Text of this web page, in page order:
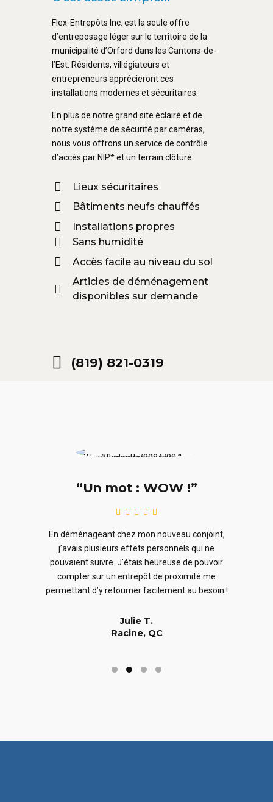
Flex-Entrepôts Inc. est la seule offre
d’entreposage léger sur le territoire de la
municipalité d’Orford dans les Cantons-de-
l’Est. Résidents, villégiateurs et
entrepreneurs apprécieront ces
installations modernes et sécuritaires.
En plus de notre grand site éclairé et de
notre système de sécurité par caméras,
nous vous offrons un service de contrôle
d’accès par NIP* et un terrain clôturé.
Lieux sécuritaires
Bâtiments neufs chauffés
Installations propres
Sans humidité
Accès facile au niveau du sol
Articles de déménagement
disponibles sur demande
(819) 821-0319
“Un mot : WOW !”
En déménageant chez mon nouveau conjoint,
j’avais plusieurs effets personnels qui ne
pouvaient suivre. J’étais heureuse de pouvoir
compter sur un entrepôt de proximité me
permettant d’y retourner facilement au besoin !
Julie T.
Racine, QC